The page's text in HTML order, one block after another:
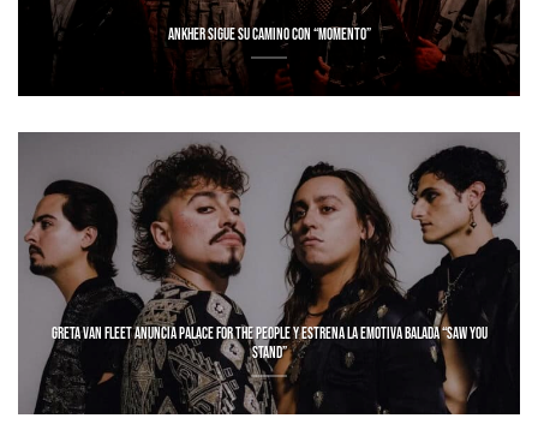
ANKHER SIGUE SU CAMINO CON “MOMENTO”
GRETA VAN FLEET ANUNCIA PALACE FOR THE PEOPLE Y ESTRENA LA EMOTIVA BALADA “SAW YOU
STAND”